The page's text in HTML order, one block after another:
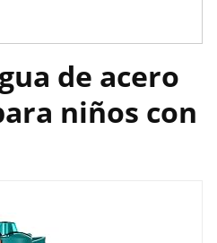
de acero
niños con